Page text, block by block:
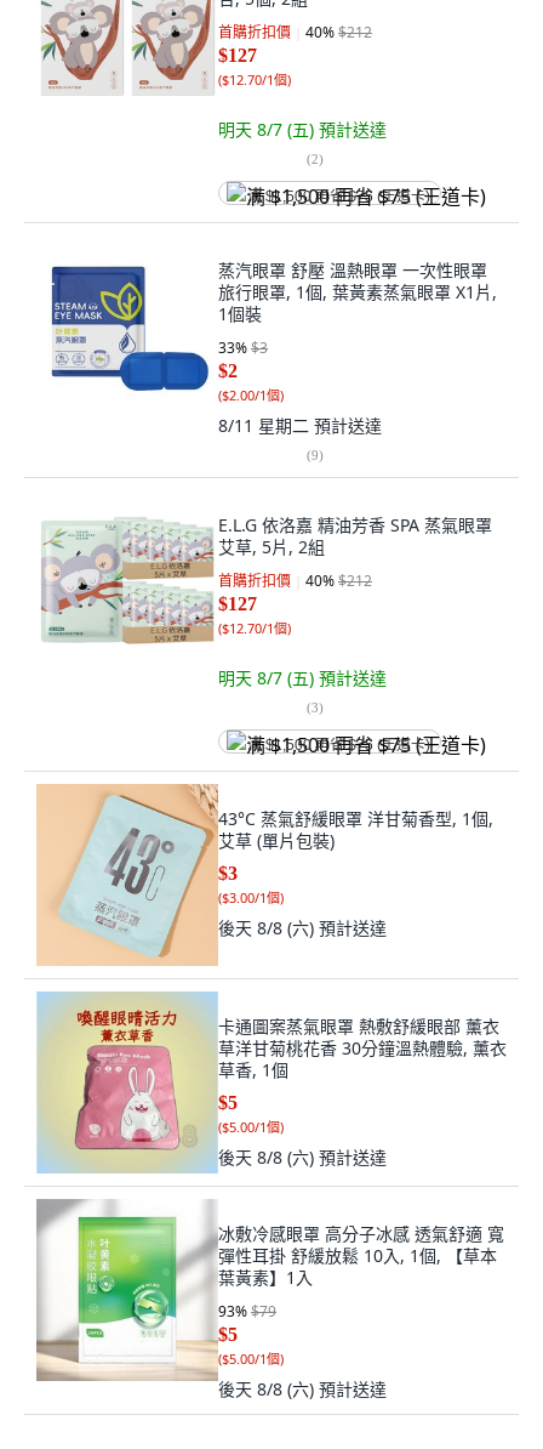
首購折扣價 40%$212
$127
($12.70/1個)
明天 8/7 (五) 預計送達
(2)
满 $1,500 再省 $75 (王道卡)
蒸汽眼罩 舒壓 溫熱眼罩 一次性眼罩
旅行眼罩, 1個, 葉黃素蒸氣眼罩 X1片,
1個裝
33%$3
$2
($2.00/1個)
8/11 星期二 預計送達
(9)
E.L.G 依洛嘉 精油芳香 SPA 蒸氣眼罩
艾草, 5片, 2組
首購折扣價 40%$212
$127
($12.70/1個)
明天 8/7 (五) 預計送達
(3)
满 $1,500 再省 $75 (王道卡)
43°C 蒸氣舒緩眼罩 洋甘菊香型, 1個,
艾草 (單片包裝)
$3
($3.00/1個)
後天 8/8 (六) 預計送達
卡通圖案蒸氣眼罩 熱敷舒緩眼部 薰衣
草洋甘菊桃花香 30分鐘溫熱體驗, 薰衣
草香, 1個
$5
($5.00/1個)
後天 8/8 (六) 預計送達
冰敷冷感眼罩 高分子冰感 透氣舒適 寬
彈性耳掛 舒緩放鬆 10入, 1個, 【草本
葉黃素】1入
93%$79
$5
($5.00/1個)
後天 8/8 (六) 預計送達